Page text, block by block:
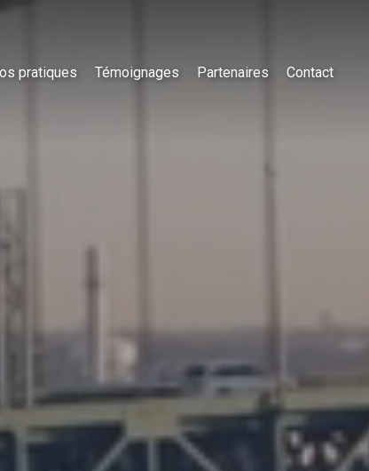
pratiques Témoignages Partenaires Contact